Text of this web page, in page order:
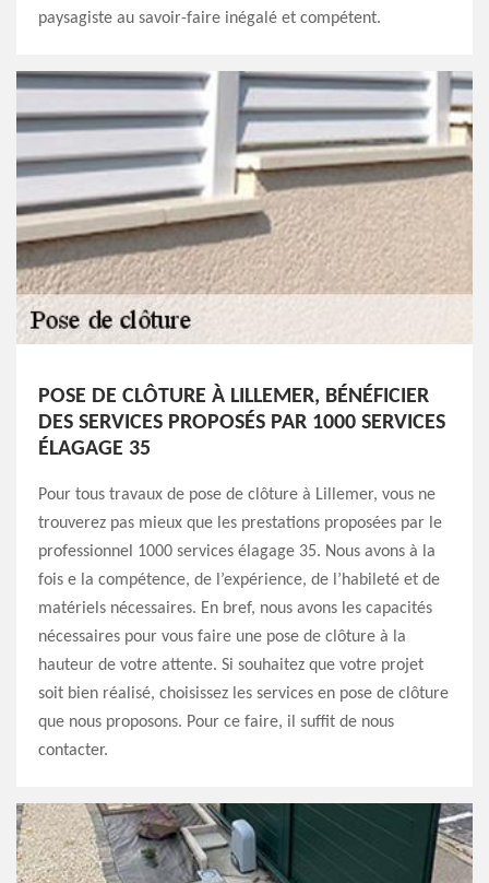
paysagiste au savoir-faire inégalé et compétent.
POSE DE CLÔTURE À LILLEMER, BÉNÉFICIER
DES SERVICES PROPOSÉS PAR 1000 SERVICES
ÉLAGAGE 35
Pour tous travaux de pose de clôture à Lillemer, vous ne
trouverez pas mieux que les prestations proposées par le
professionnel 1000 services élagage 35. Nous avons à la
fois e la compétence, de l’expérience, de l’habileté et de
matériels nécessaires. En bref, nous avons les capacités
nécessaires pour vous faire une pose de clôture à la
hauteur de votre attente. Si souhaitez que votre projet
soit bien réalisé, choisissez les services en pose de clôture
que nous proposons. Pour ce faire, il suffit de nous
contacter.